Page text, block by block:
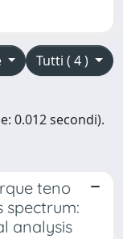
Tutti ( 4 )
0.012 secondi).
teno
spectrum:
analysis